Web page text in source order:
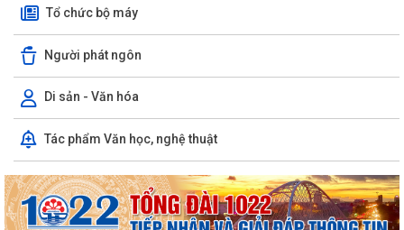
Tổ chức bộ máy
Người phát ngôn
Di sản - Văn hóa
Tác phẩm Văn học, nghệ thuật
trên Nền tảng “Bình dân học...
XÃ VIỆT KHÊ TỔ CHỨC HỘI NGHỊ TUYÊN TRUYỀN PHỔ BIẾN PHÁP
LUẬT VỀ TRẬT TỰ AN TOÀN GIAO THÔNG VÀ TRAO...